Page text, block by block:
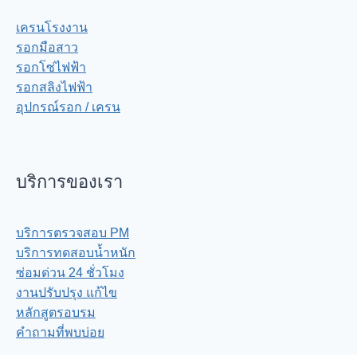
เครนโรงงาน
รอกมือสาว
รอกโซ่ไฟฟ้า
รอกสลิงไฟฟ้า
อุปกรณ์รอก / เครน
บริการของเรา
บริการตรวจสอบ PM
บริการทดสอบน้ำหนัก
ซ่อมด่วน 24 ชั่วโมง
งานปรับปรุง แก้ไข
หลักสูตรอบรม
คำถามที่พบบ่อย